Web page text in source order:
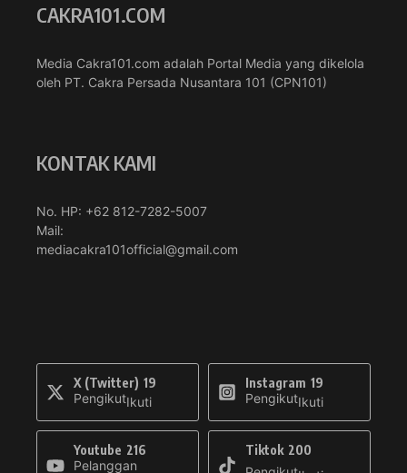
CAKRA101.COM
Media Cakra101.com adalah Portal Media yang dikelola
oleh PT. Cakra Persada Nusantara 101 (CPN101)
KONTAK KAMI
No. HP: +62 812-7282-5007
Mail:
mediacakra101official@gmail.com
X (Twitter) 19
PengikutIkuti
Instagram 19
PengikutIkuti
Youtube 216
Pelanggan
Tiktok 200